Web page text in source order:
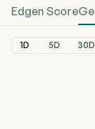
Edgen Score
1D 5D 30D